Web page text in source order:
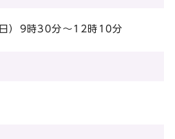
）9時30分～12時10分